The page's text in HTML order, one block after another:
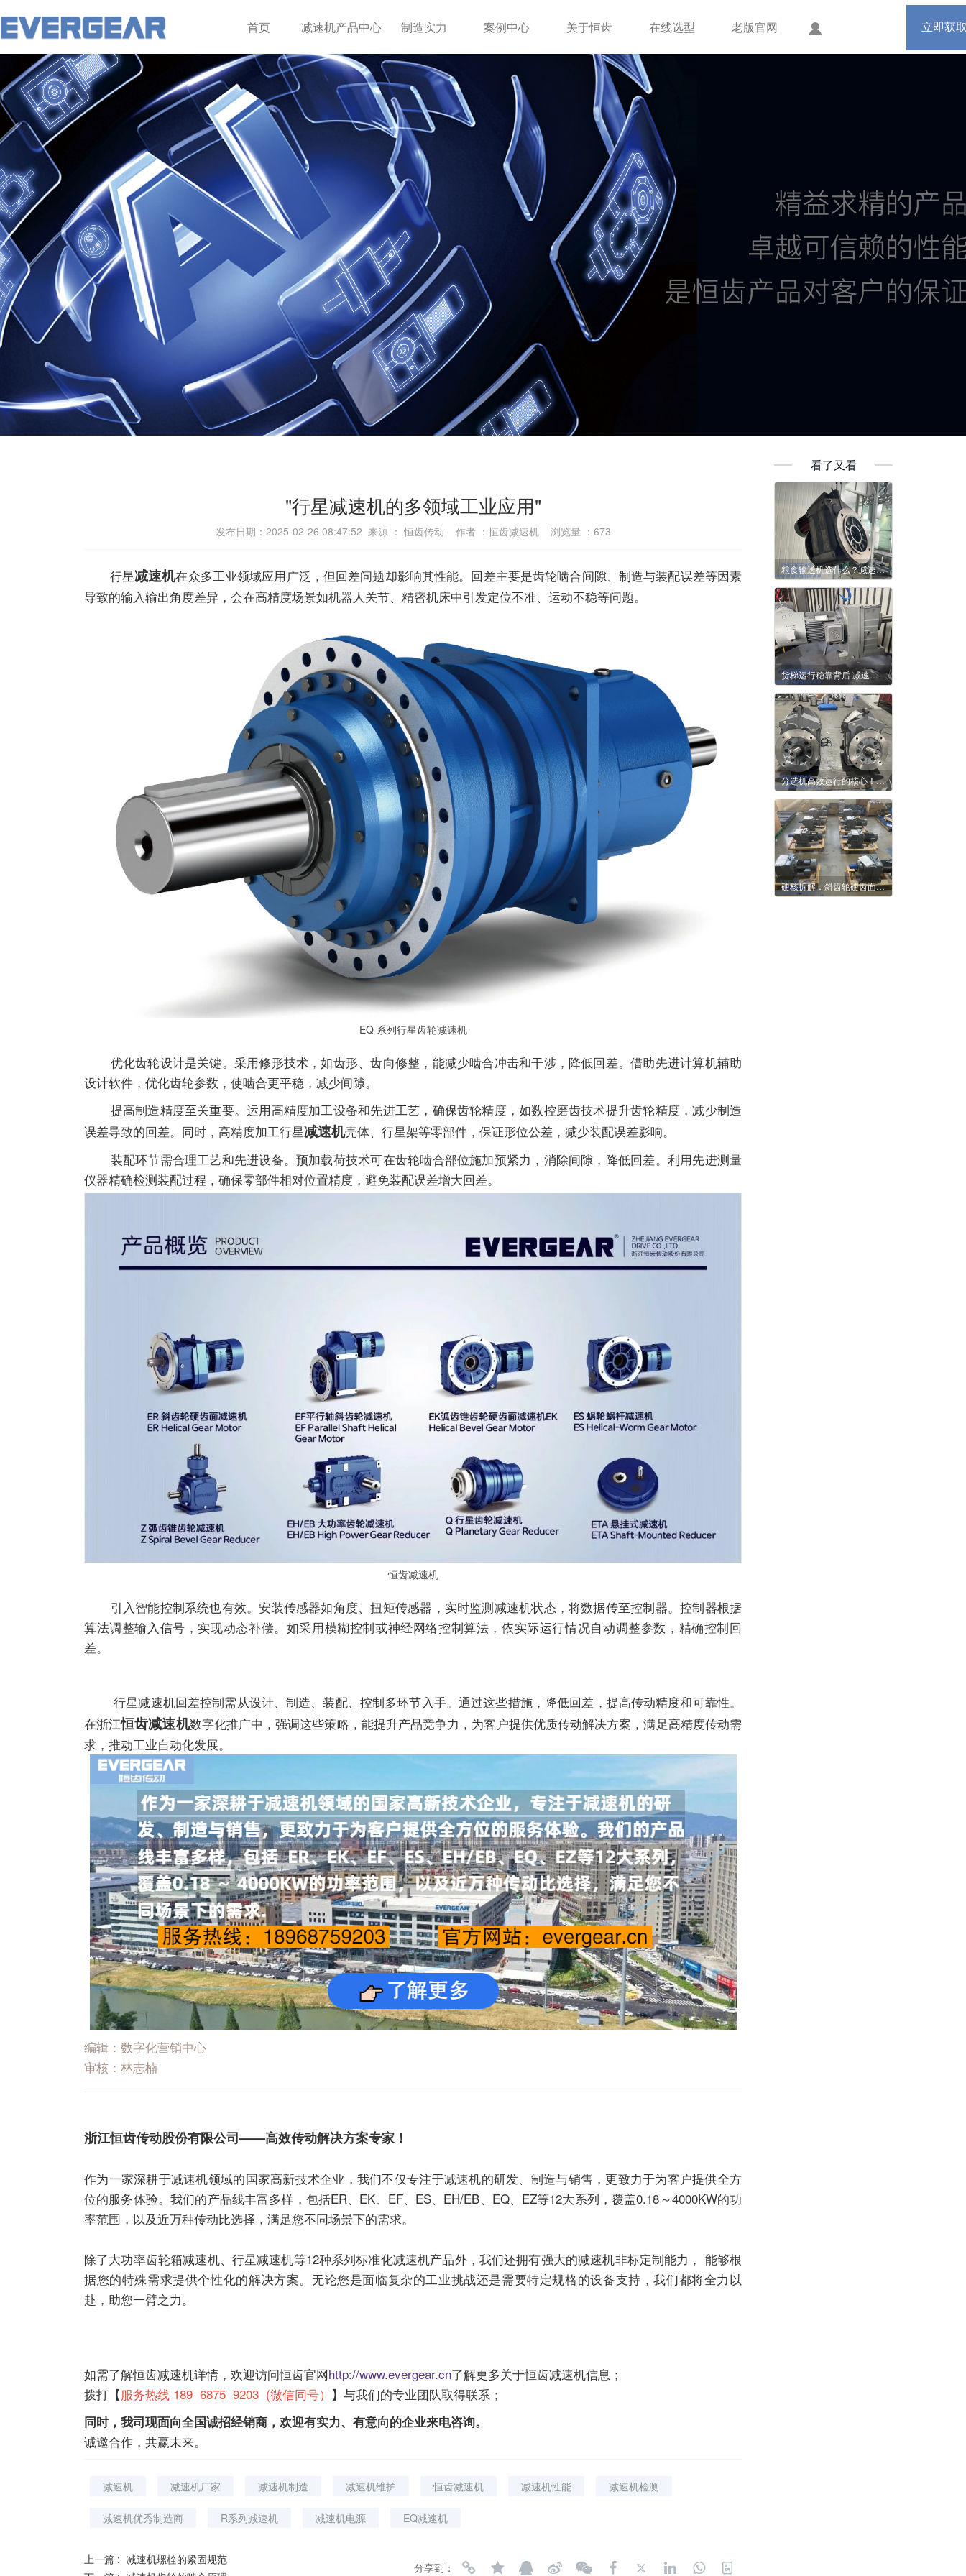
首页
减速机产品中心 制造实力 案例中心 关于恒齿 在线选型 老版官网 立即获
"行星减速机的多领域工业应用"
发布日期：2025-02-26 08:47:52 来源 ： 恒齿传动 作者 ：恒齿减速机 浏览量 ： 673
行星减速机在众多工业领域应用广泛，但回差问题却影响其性能。回差主要是齿轮啮合间隙、制造与装配误差等因素
导致的输入输出角度差异，会在高精度场景如机器人关节、精密机床中引发定位不准、运动不稳等问题。
EQ 系列行星齿轮减速机
优化齿轮设计是关键。采用修形技术，如齿形、齿向修整，能减少啮合冲击和干涉，降低回差。借助先进计算机辅助
设计软件，优化齿轮参数，使啮合更平稳，减少间隙。
提高制造精度至关重要。运用高精度加工设备和先进工艺，确保齿轮精度，如数控磨齿技术提升齿轮精度，减少制造
误差导致的回差。同时，高精度加工行星减速机壳体、行星架等零部件，保证形位公差，减少装配误差影响。
装配环节需合理工艺和先进设备。预加载荷技术可在齿轮啮合部位施加预紧力，消除间隙，降低回差。利用先进测量
仪器精确检测装配过程，确保零部件相对位置精度，避免装配误差增大回差。
恒齿减速机
引入智能控制系统也有效。安装传感器如角度、扭矩传感器，实时监测减速机状态，将数据传至控制器。控制器根据
算法调整输入信号，实现动态补偿。如采用模糊控制或神经网络控制算法，依实际运行情况自动调整参数，精确控制回
差。
行星减速机回差控制需从设计、制造、装配、控制多环节入手。通过这些措施，降低回差，提高传动精度和可靠性。
在浙江恒齿减速机数字化推广中，强调这些策略，能提升产品竞争力，为客户提供优质传动解决方案，满足高精度传动需
求，推动工业自动化发展。
编辑：数字化营销中心
审核：林志楠
浙江恒齿传动股份有限公司——高效传动解决方案专家！
作为一家深耕于减速机领域的国家高新技术企业，我们不仅专注于减速机的研发、制造与销售，更致力于为客户提供全方
位的服务体验。我们的产品线丰富多样，包括ER、EK、EF、ES、EH/EB、EQ、EZ等12大系列，覆盖0.18～4000KW的功
率范围，以及近万种传动比选择，满足您不同场景下的需求。
除了大功率齿轮箱减速机、 行星减速机等12种系列标准化减速机产品外，我们还拥有强大的减速机非标定制能力， 能够根
据您的特殊需求提供个性化的解决方案。无论您是面临复杂的工业挑战还是需要特定规格的设备支持，我们都将全力以
赴，助您一臂之力。
如需了解恒齿减速机详情，欢迎访问恒齿官网http://www.evergear.cn了解更多关于恒齿减速机信息；
拨打【服务热线 189 6875 9203 (微信同号） 】与我们的专业团队取得联系；
同时，我司现面向全国诚招经销商，欢迎有实力、有意向的企业来电咨询。
诚邀合作，共赢未来。
减速机 减速机厂家 减速机制造 减速机维护 恒齿减速机 减速机性能 减速机检测
减速机优秀制造商 R系列减速机 减速机电源 EQ减速机
上一篇 : 减速机螺栓的紧固规范
分享到：
看了又看
粮食输送机选什么？减速机解锁输送新体验
货梯运行稳靠背后 减速机藏着哪些门道
分选机高效运行的核心！恒齿减速机实力出圈
硬核拆解：斜齿轮硬齿面如何驯服重型滚筒输送机巨兽